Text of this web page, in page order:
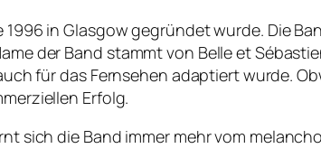
in Glasgow gegründet wurde. Die
der Band stammt von Belle et
für das Fernsehen adaptiert wurde.
Erfolg.
sich die Band immer mehr vom